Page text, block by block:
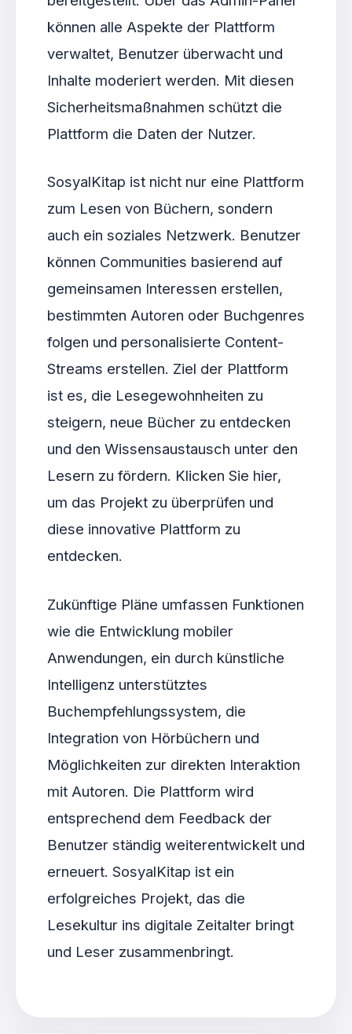
können alle Aspekte der Plattform
verwaltet, Benutzer überwacht und
Inhalte moderiert werden. Mit diesen
Sicherheitsmaßnahmen schützt die
Plattform die Daten der Nutzer.
SosyalKitap ist nicht nur eine Plattform
zum Lesen von Büchern, sondern
auch ein soziales Netzwerk. Benutzer
können Communities basierend auf
gemeinsamen Interessen erstellen,
bestimmten Autoren oder Buchgenres
folgen und personalisierte Content-
Streams erstellen. Ziel der Plattform
ist es, die Lesegewohnheiten zu
steigern, neue Bücher zu entdecken
und den Wissensaustausch unter den
Lesern zu fördern. Klicken Sie hier,
um das Projekt zu überprüfen und
diese innovative Plattform zu
entdecken.
Zukünftige Pläne umfassen Funktionen
wie die Entwicklung mobiler
Anwendungen, ein durch künstliche
Intelligenz unterstütztes
Buchempfehlungssystem, die
Integration von Hörbüchern und
Möglichkeiten zur direkten Interaktion
mit Autoren. Die Plattform wird
entsprechend dem Feedback der
Benutzer ständig weiterentwickelt und
erneuert. SosyalKitap ist ein
erfolgreiches Projekt, das die
Lesekultur ins digitale Zeitalter bringt
und Leser zusammenbringt.